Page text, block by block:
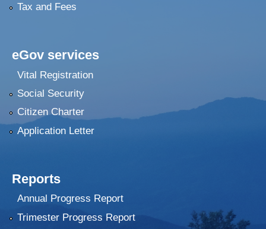
Tax and Fees
eGov services
Vital Registration
Social Security
Citizen Charter
Application Letter
Reports
Annual Progress Report
Trimester Progress Report